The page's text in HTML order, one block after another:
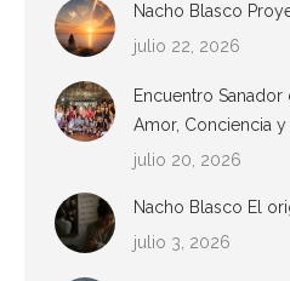
Nacho Blasco
julio 22, 2026
Encuentro
Amor, Conciencia
julio 20, 2026
Nacho Blasco El
julio 3, 2026